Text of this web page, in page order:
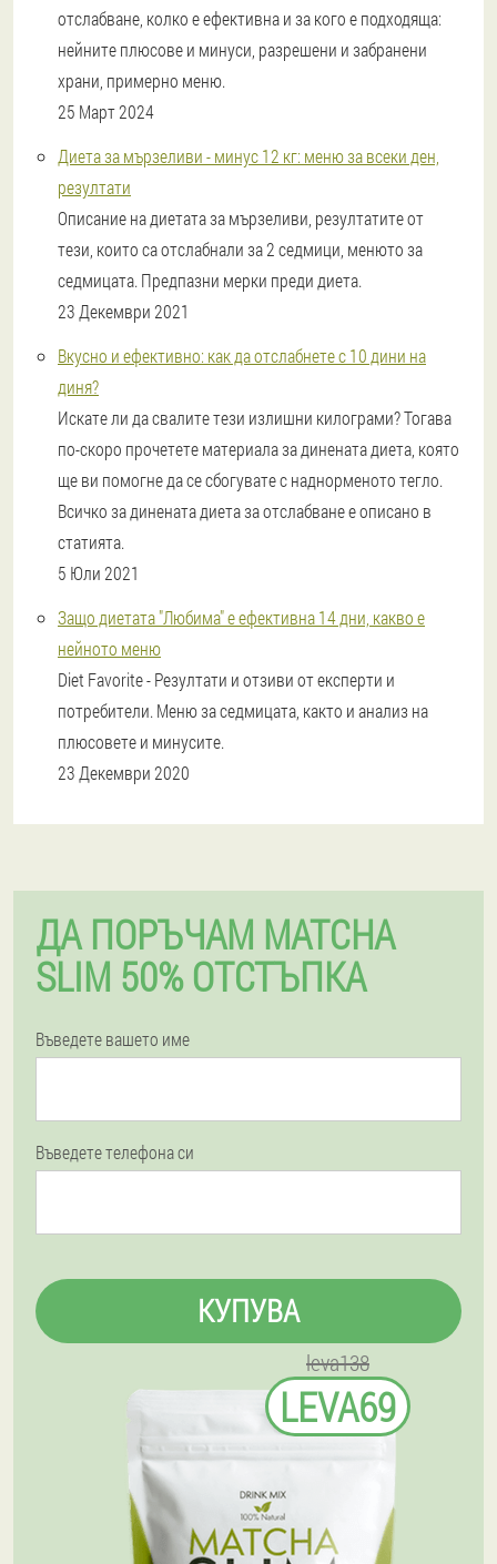
отслабване, колко е ефективна и за кого е подходяща:
нейните плюсове и минуси, разрешени и забранени
храни, примерно меню.
25 Март 2024
Диета за мързеливи - минус 12 кг: меню за всеки ден,
резултати
Описание на диетата за мързеливи, резултатите от
тези, които са отслабнали за 2 седмици, менюто за
седмицата. Предпазни мерки преди диета.
23 Декември 2021
Вкусно и ефективно: как да отслабнете с 10 дини на
диня?
Искате ли да свалите тези излишни килограми? Тогава
по-скоро прочетете материала за динената диета, която
ще ви помогне да се сбогувате с наднорменото тегло.
Всичко за динената диета за отслабване е описано в
статията.
5 Юли 2021
Защо диетата "Любима" е ефективна 14 дни, какво е
нейното меню
Diet Favorite - Резултати и отзиви от експерти и
потребители. Меню за седмицата, както и анализ на
плюсовете и минусите.
23 Декември 2020
ДА ПОРЪЧАМ MATCHA
SLIM 50% ОТСТЪПКА
Въведете вашето име
Въведете телефона си
КУПУВА
leva138
LEVA69